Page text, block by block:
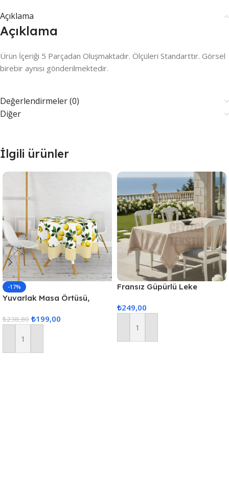
Açıklama
Açıklama
Ürün İçeriği 5 Parçadan Oluşmaktadır. Ölçüleri Standarttır. Görsel
birebir aynısı gönderilmektedir.
Değerlendirmeler (0)
Diğer
İlgili ürünler
-17%
Yuvarlak Masa Örtüsü,
₺238,80 ₺199,00
Sepete Ekle
Fransız Güpürlü Leke
160x220cm – Kapuçino
₺249,00
Sepete Ekle